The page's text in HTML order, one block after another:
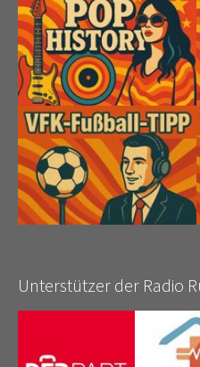
Unterstützer der Radio